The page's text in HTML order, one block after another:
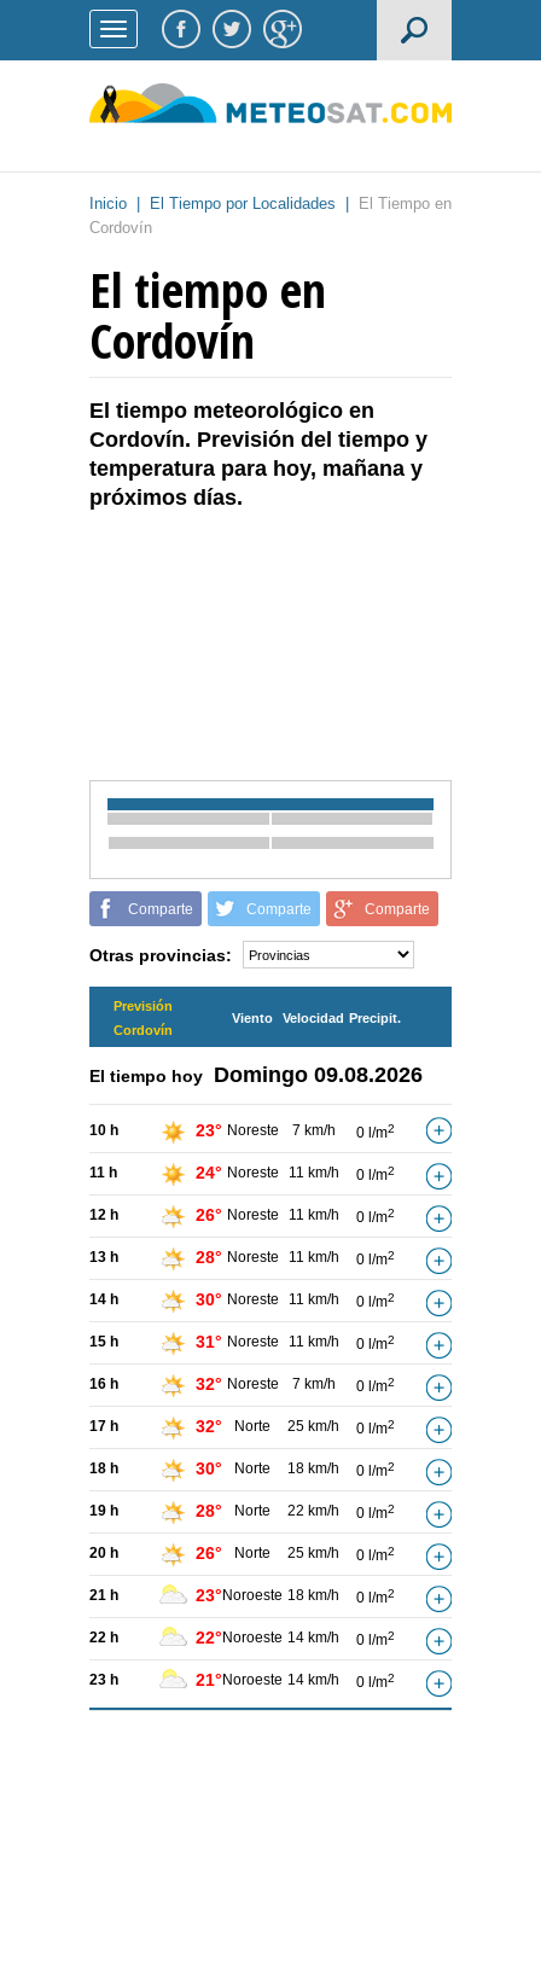
Inicio El Tiempo por Localidades
El Tiempo en
Cordovín
El tiempo en
Cordovín
El tiempo meteorológico en
Cordovín. Previsión del tiempo y
temperatura para hoy, mañana y
próximos días.
Comparte Comparte Comparte
Otras provincias:
Previsión
Cordovín
Viento Velocidad Precipit.
El tiempo hoy Domingo 09.08.2026
10 h 23° Noreste 7 km/h 0 l/m2
11 h 24° Noreste 11 km/h 0 l/m2
12 h 26° Noreste 11 km/h 0 l/m2
13 h 28° Noreste 11 km/h 0 l/m2
14 h 30° Noreste 11 km/h 0 l/m2
15 h 31° Noreste 11 km/h 0 l/m2
16 h 32° Noreste 7 km/h 0 l/m2
17 h 32° Norte 25 km/h 0 l/m2
18 h 30° Norte 18 km/h 0 l/m2
19 h 28° Norte 22 km/h 0 l/m2
20 h 26° Norte 25 km/h 0 l/m2
21 h 23° Noroeste 18 km/h 0 l/m2
22 h 22° Noroeste 14 km/h 0 l/m2
23 h 21° Noroeste 14 km/h 0 l/m2